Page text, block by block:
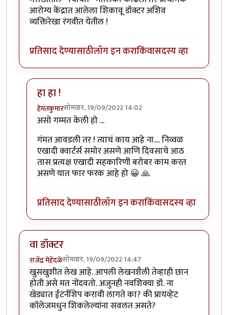
आरोग्य केंद्रात आलेला शिकावू डॉक्टर अशिव
व्यक्तिरेखा रंगवीत येतील !
प्रतिसाद देण्यासाठीलॉग इन कराकिंवासदस्य व्हा
हा हा !
हेमंतकुमारसोमवार, 19/09/2022 14:02
In reply toआणि मुख्य म्हणजे हे ठिकाण
असो गम्मत केली हो ...
गंमत आवडली तर ! त्याचं काय आहे ना.... निव्वळ
एखादी क्वार्टर्स समोर असणे आणि दिवसाचे आठ
तास प्रत्यक्ष एखादी सहकारिणी बरोबर काम करत
असणे यात फार फरक आहे हो 😀 🙏
प्रतिसाद देण्यासाठीलॉग इन कराकिंवासदस्य व्हा
वा डॉक्टर
राजेंद्र मेहेंदळेसोमवार, 19/09/2022 14:47
खुसखुशीत लेख आहे. आपली लेखनशैली तेव्हाही छान
होती असे मत नोंदवतो. अजुनही नवशिक्या डॉ. ना
खेड्यात ईटर्नशिप करावी लागते का? की प्रायव्हेट
कॉलेजमधुन शिकलेल्यांना सवलत असते?